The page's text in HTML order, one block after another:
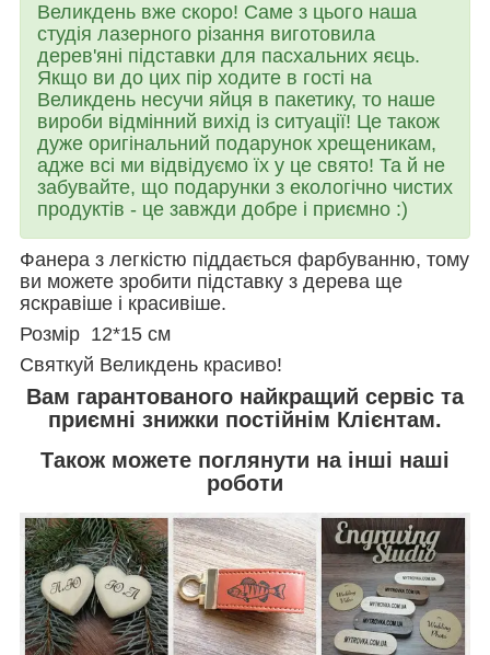
Великдень вже скоро! Саме з цього наша
студія лазерного різання виготовила
дерев'яні підставки для пасхальних яєць.
Якщо ви до цих пір ходите в гості на
Великдень несучи яйця в пакетику, то наше
вироби відмінний вихід із ситуації! Це також
дуже оригінальний подарунок хрещеникам,
адже всі ми відвідуємо їх у це свято! Та й не
забувайте, що подарунки з екологічно чистих
продуктів - це завжди добре і приємно :)
Фанера з легкістю піддається фарбуванню, тому
ви можете зробити підставку з дерева ще
яскравіше і красивіше.
Розмір 12*15 см
Святкуй Великдень красиво!
Вам гарантованого найкращий сервіс та
приємні знижки постійнім Клієнтам.
Також можете поглянути на інші наші
роботи